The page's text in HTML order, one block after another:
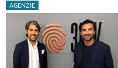
AGENZIE